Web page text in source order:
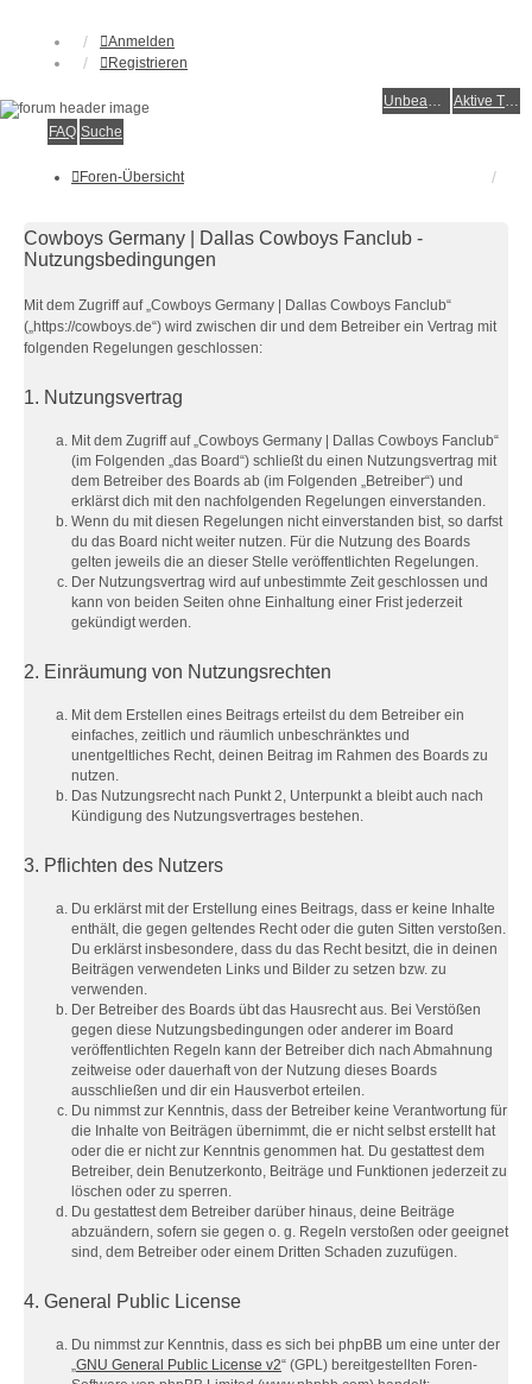
Anmelden
Registrieren
Unbeantwortete Themen
Aktive Themen
FAQ Suche
Foren-Übersicht
Cowboys Germany | Dallas Cowboys Fanclub -
Nutzungsbedingungen
Mit dem Zugriff auf „Cowboys Germany | Dallas Cowboys Fanclub“
(„https://cowboys.de“) wird zwischen dir und dem Betreiber ein Vertrag mit
folgenden Regelungen geschlossen:
1. Nutzungsvertrag
Mit dem Zugriff auf „Cowboys Germany | Dallas Cowboys Fanclub“
(im Folgenden „das Board“) schließt du einen Nutzungsvertrag mit
dem Betreiber des Boards ab (im Folgenden „Betreiber“) und
erklärst dich mit den nachfolgenden Regelungen einverstanden.
Wenn du mit diesen Regelungen nicht einverstanden bist, so darfst
du das Board nicht weiter nutzen. Für die Nutzung des Boards
gelten jeweils die an dieser Stelle veröffentlichten Regelungen.
Der Nutzungsvertrag wird auf unbestimmte Zeit geschlossen und
kann von beiden Seiten ohne Einhaltung einer Frist jederzeit
gekündigt werden.
2. Einräumung von Nutzungsrechten
Mit dem Erstellen eines Beitrags erteilst du dem Betreiber ein
einfaches, zeitlich und räumlich unbeschränktes und
unentgeltliches Recht, deinen Beitrag im Rahmen des Boards zu
nutzen.
Das Nutzungsrecht nach Punkt 2, Unterpunkt a bleibt auch nach
Kündigung des Nutzungsvertrages bestehen.
3. Pflichten des Nutzers
Du erklärst mit der Erstellung eines Beitrags, dass er keine Inhalte
enthält, die gegen geltendes Recht oder die guten Sitten verstoßen.
Du erklärst insbesondere, dass du das Recht besitzt, die in deinen
Beiträgen verwendeten Links und Bilder zu setzen bzw. zu
verwenden.
Der Betreiber des Boards übt das Hausrecht aus. Bei Verstößen
gegen diese Nutzungsbedingungen oder anderer im Board
veröffentlichten Regeln kann der Betreiber dich nach Abmahnung
zeitweise oder dauerhaft von der Nutzung dieses Boards
ausschließen und dir ein Hausverbot erteilen.
Du nimmst zur Kenntnis, dass der Betreiber keine Verantwortung für
die Inhalte von Beiträgen übernimmt, die er nicht selbst erstellt hat
oder die er nicht zur Kenntnis genommen hat. Du gestattest dem
Betreiber, dein Benutzerkonto, Beiträge und Funktionen jederzeit zu
löschen oder zu sperren.
Du gestattest dem Betreiber darüber hinaus, deine Beiträge
abzuändern, sofern sie gegen o. g. Regeln verstoßen oder geeignet
sind, dem Betreiber oder einem Dritten Schaden zuzufügen.
4. General Public License
Du nimmst zur Kenntnis, dass es sich bei phpBB um eine unter der
„GNU General Public License v2“ (GPL) bereitgestellten Foren-